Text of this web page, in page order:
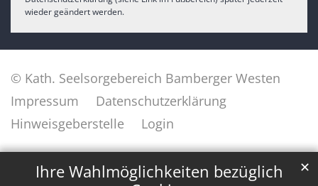
Ihre Wahlmöglichkeiten bezüglich
✕
wieder geändert werden.
© Kath. Seelsorgebereich Bamberger Westen
Impressum
Datenschutzerklärung
Hinweisgeberstelle
Login